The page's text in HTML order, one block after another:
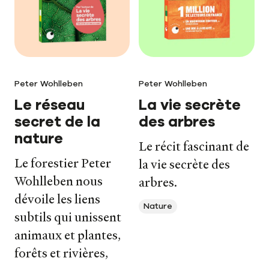
Nos livres
Nos auteurs
Notre newsletter
Peter Wohlleben
Le réseau
secret de la
nature
Le forestier Peter
Wohlleben nous
dévoile les liens
subtils qui unissent
animaux et plantes,
forêts et rivières,
Peter Wohlleben
La vie secrète
des arbres
Le récit fascinant de
la vie secrète des
arbres.
Nature